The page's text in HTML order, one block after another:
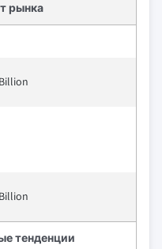
рынка
тенденции